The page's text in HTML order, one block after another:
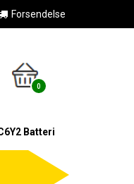
Forsendelse
0
Batteri